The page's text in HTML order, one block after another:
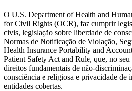
O U.S. Department of Health and
for Civil Rights (OCR), faz cumprir
civis, legislação sobre liberdade de
Normas de Notificação de Violação,
Health Insurance Portability and
Patient Safety Act and Rule, que, no
direitos fundamentais de não-
consciência e religiosa e privacidade de
entidades cobertas.